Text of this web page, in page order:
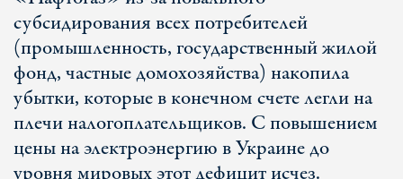
субсидирования всех потребителей
(промышленность, государственный жилой
фонд, частные домохозяйства) накопила
убытки, которые в конечном счете легли на
плечи налогоплательщиков. С повышением
цены на электроэнергию в Украине до